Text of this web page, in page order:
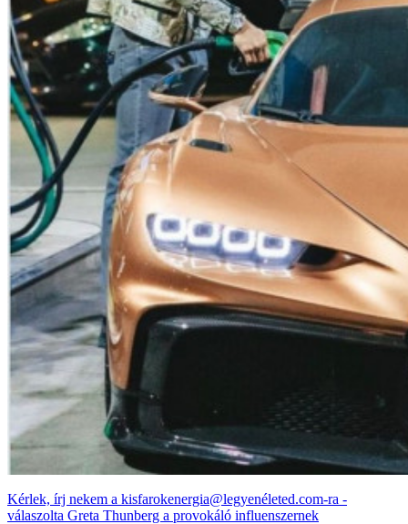
Kérlek, írj nekem a kisfarokenergia@legyenéleted.com-ra -
válaszolta Greta Thunberg a provokáló influenszernek